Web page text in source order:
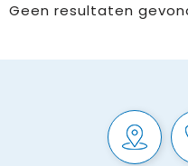
Geen resultaten